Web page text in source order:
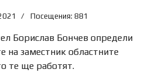
Посещения: 881
Борислав Бончев определи
на заместник областните
те ще работят.